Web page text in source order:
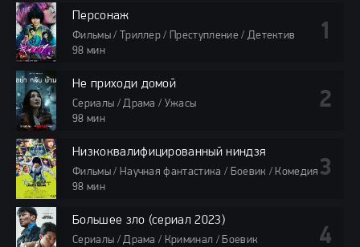
Персонаж
Фильмы / Триллер / Преступление / Детектив
98 мин
Не приходи домой
Сериалы / Драма / Ужасы
98 мин
Низкоквалифицированный ниндзя
Фильмы / Научная фантастика / Боевик / Комедия
98 мин
Большее зло (сериал 2023)
Сериалы / Драма / Криминал / Боевик